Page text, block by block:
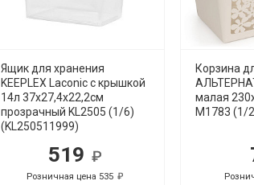
Ящик для хранения
KEEPLEX Laconic с крышкой
14л 37х27,4х22,2см
прозрачный KL2505 (1/6)
(KL250511999)
519
Розничная цена 535
Корзина
малая
М1783 (1/
руб.
руб.